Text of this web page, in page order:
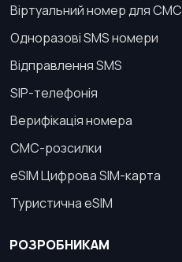
Віртуальний номер для СМС
Одноразові SMS номери
Відправлення SMS
SIP-телефонія
Верифікація номера
СМС-розсилки
eSIM Цифрова SIM-карта
Туристична eSIM
РОЗРОБНИКАМ